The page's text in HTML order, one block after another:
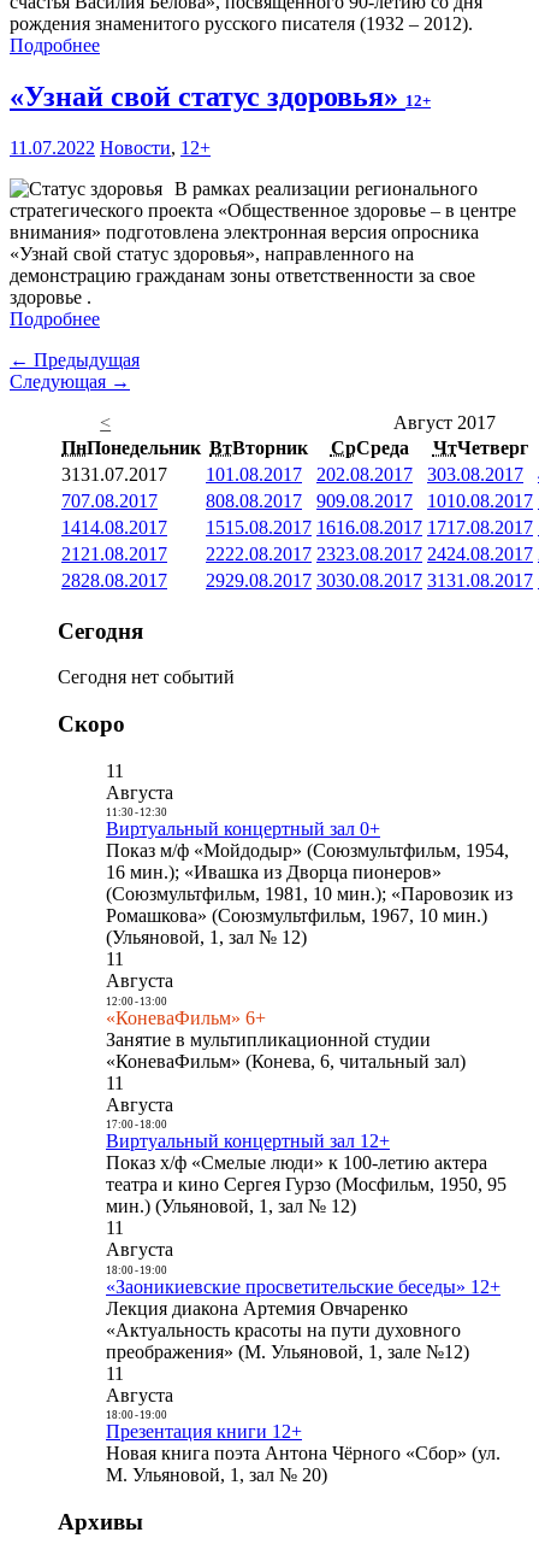
рождения знаменитого русского писателя (1932 – 2012).
Подробнее
«Узнай свой статус здоровья» 12+
11.07.2022 Новости, 12+
В рамках реализации регионального
стратегического проекта «Общественное здоровье – в центре
внимания» подготовлена электронная версия опросника
«Узнай свой статус здоровья», направленного на
демонстрацию гражданам зоны ответственности за свое
здоровье .
Подробнее
← Предыдущая
Следующая →
<
Август 2017
ПнПонедельник ВтВторник СрСреда ЧтЧетверг
3131.07.2017 101.08.2017 202.08.2017 303.08.2017
707.08.2017 808.08.2017 909.08.2017 1010.08.2017
1414.08.2017 1515.08.2017 1616.08.2017 1717.08.2017
21 21.08.2017 2222.08.2017 2323.08.2017 2424.08.2017
2828.08.2017 2929.08.2017 3030.08.2017 3131.08.2017
Сегодня
Сегодня нет событий
Скоро
11
Августа
11:30- 12:30
Виртуальный концертный зал 0+
Показ м/ф «Мойдодыр» (Союзмультфильм, 1954,
16 мин.); «Ивашка из Дворца пионеров»
(Союзмультфильм, 1981, 10 мин.); «Паровозик из
Ромашкова» (Союзмультфильм, 1967, 10 мин.)
(Ульяновой, 1, зал № 12)
11
Августа
12:00- 13:00
«КоневаФильм» 6+
Занятие в мультипликационной студии
«КоневаФильм» (Конева, 6, читальный зал)
11
Августа
17:00- 18:00
Виртуальный концертный зал 12+
Показ х/ф «Смелые люди» к 100-летию актера
театра и кино Сергея Гурзо (Мосфильм, 1950, 95
мин.) (Ульяновой, 1, зал № 12)
11
Августа
18:00- 19:00
«Заоникиевские просветительские беседы» 12+
Лекция диакона Артемия Овчаренко
«Актуальность красоты на пути духовного
преображения» (М. Ульяновой, 1, зале №12)
11
Августа
18:00- 19:00
Презентация книги 12+
Новая книга поэта Антона Чёрного «Сбор» (ул.
М. Ульяновой, 1, зал № 20)
Архивы